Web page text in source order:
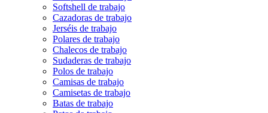
Softshell de trabajo
Cazadoras de trabajo
Jerséis de trabajo
Polares de trabajo
Chalecos de trabajo
Sudaderas de trabajo
Polos de trabajo
Camisas de trabajo
Camisetas de trabajo
Batas de trabajo